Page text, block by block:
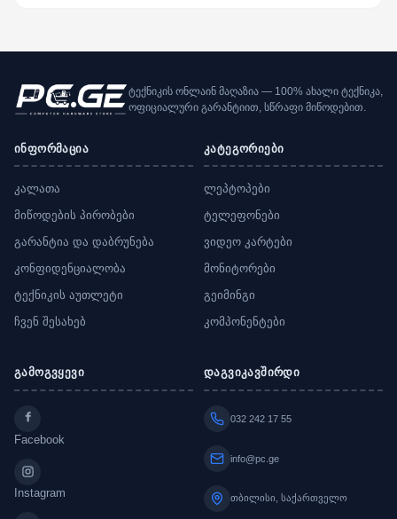
ტექნიკის ონლაინ მაღაზია — 100% ახალი ტექნიკა,
ოფიციალური გარანტიით, სწრაფი მიწოდებით.
ინფორმაცია
კალათა
მიწოდების პირობები
გარანტია და დაბრუნება
კონფიდენციალობა
ტექნიკის აუთლეტი
ჩვენ შესახებ
კატეგორიები
ლეპტოპები
ტელეფონები
ვიდეო კარტები
მონიტორები
გეიმინგი
კომპონენტები
გამოგვყევი
Facebook
Instagram
დაგვიკავშირდი
032 242 17 55
info@pc.ge
თბილისი, საქართველო